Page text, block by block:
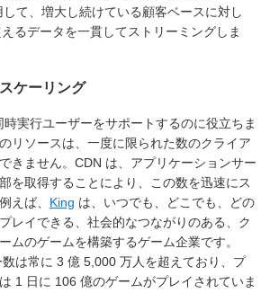
て、増大し続けている顧客ベースに対し
るデータを一貫してストリーミングしま
ケーリング
実行ユーザーをサポートするのに役立ちま
リソースは、一度に限られた数のクライア
きません。CDN は、アプリケーションサー
を取得することにより、この数を迅速にス
えば、 King は、いつでも、どこでも、どの
レイできる、社会的なつながりのある、ク
ムのゲームを構築するゲーム企業です。
は常に 3 億 5,000 万人を超えており、プ
1 日に 106 億のゲームがプレイされていま